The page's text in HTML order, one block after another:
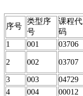
序号
类型序
号
课程代
码
1 001 03706
2 002 03707
3 003 04729
4
004 00012